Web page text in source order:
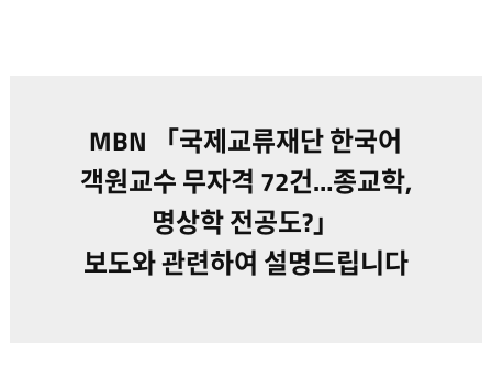
MBN 「국제교류재단 한국어
객원교수 무자격 72건…종교학,
명상학 전공도?」
보도와 관련하여 설명드립니다